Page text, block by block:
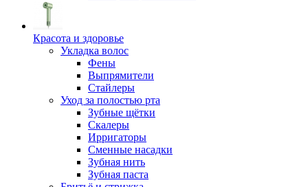
Красота и здоровье
Укладка волос
Фены
Выпрямители
Стайлеры
Уход за полостью рта
Зубные щётки
Скалеры
Ирригаторы
Сменные насадки
Зубная нить
Зубная паста